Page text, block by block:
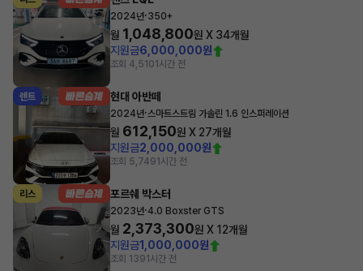
2024년·350+
월 1,048,800원 X 34개월
지원금6,000,000원
조회 4,5101시간 전
렌트 현대 아반떼
2024년·스마트스트림 가솔린 1.6 인스퍼레이션
월 612,150원 X 27개월
지원금2,000,000원
조회 5,7491시간 전
리스 포르쉐 박스터
2023년·4.0 Boxster GTS
월 2,373,300원 X 12개월
지원금1,000,000원
조회 1391시간 전